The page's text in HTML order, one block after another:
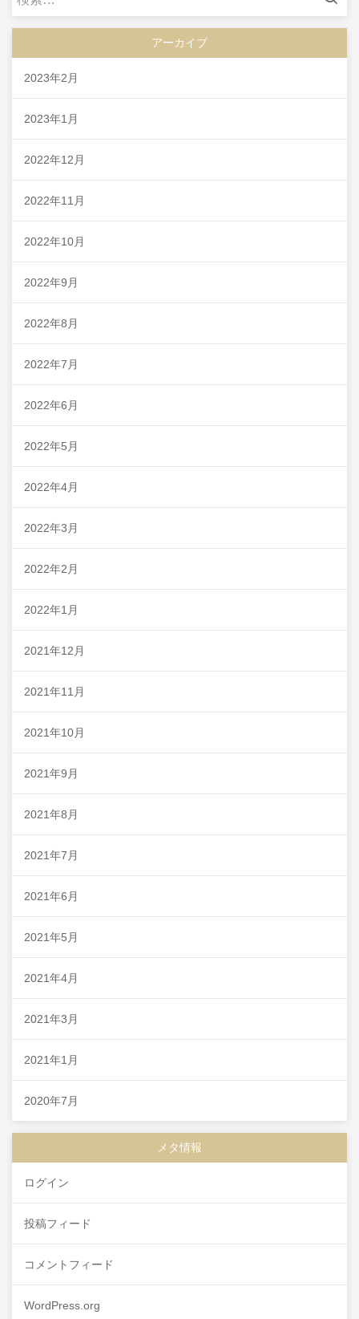
アーカイブ
2023年2月
2023年1月
2022年12月
2022年11月
2022年10月
2022年9月
2022年8月
2022年7月
2022年6月
2022年5月
2022年4月
2022年3月
2022年2月
2022年1月
2021年12月
2021年11月
2021年10月
2021年9月
2021年8月
2021年7月
2021年6月
2021年5月
2021年4月
2021年3月
2021年1月
2020年7月
メタ情報
ログイン
投稿フィード
コメントフィード
WordPress.org